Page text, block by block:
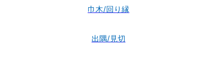
巾木/回り縁
出隅/見切